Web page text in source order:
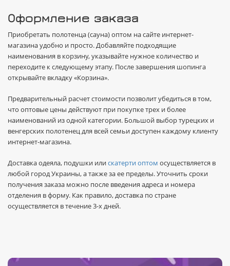
Оформление заказа
Приобретать полотенца (сауна) оптом на сайте интернет-
магазина удобно и просто. Добавляйте подходящие
наименования в корзину, указывайте нужное количество и
переходите к следующему этапу. После завершения шопинга
открывайте вкладку «Корзина».
Предварительный расчет стоимости позволит убедиться в том,
что оптовые цены действуют при покупке трех и более
наименований из одной категории. Большой выбор турецких и
венгерских полотенец для всей семьи доступен каждому клиенту
интернет-магазина.
Доставка одеяла, подушки илискатерти оптом осуществляется в
любой город Украины, а также за ее пределы. Уточнить сроки
получения заказа можно после введения адреса и номера
отделения в форму. Как правило, доставка по стране
осуществляется в течение 3-х дней.